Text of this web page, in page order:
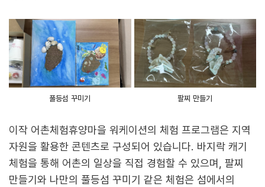
풀등섬 꾸미기 팔찌 만들기
이작 어촌체험휴양마을 워케이션의 체험 프로그램은 지역
자원을 활용한 콘텐츠로 구성되어 있습니다. 바지락 캐기
체험을 통해 어촌의 일상을 직접 경험할 수 있으며, 팔찌
만들기와 나만의 풀등섬 꾸미기 같은 체험은 섬에서의